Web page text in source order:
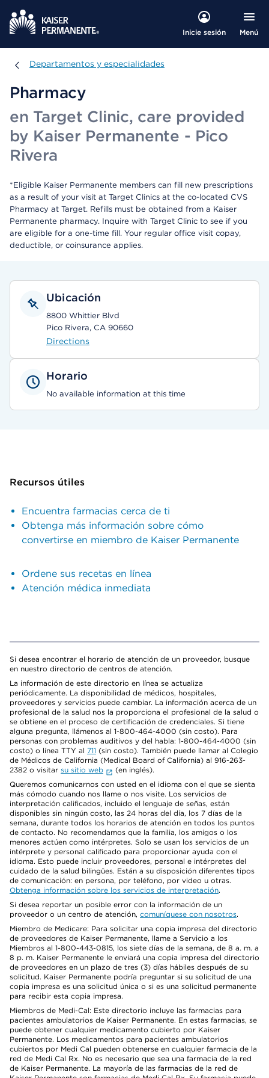
Inicie sesión Menú
Departamentos y especialidades
Departamentos y especialidades
Pharmacy
en Target Clinic, care provided
by Kaiser Permanente - Pico
Rivera
*Eligible Kaiser Permanente members can fill new prescriptions
as a result of your visit at Target Clinics at the co-located CVS
Pharmacy at Target. Refills must be obtained from a Kaiser
Permanente pharmacy. Inquire with Target Clinic to see if you
are eligible for a one-time fill. Your regular office visit copay,
deductible, or coinsurance applies.
Ubicación
8800 Whittier Blvd
Pico Rivera, CA 90660
Directions
Horario
No available information at this time
Recursos útiles
Encuentra farmacias cerca de ti
Obtenga más información sobre cómo
convertirse en miembro de Kaiser Permanente
Ordene sus recetas en línea
Atención médica inmediata
Si desea encontrar el horario de atención de un proveedor, busque
en nuestro directorio de centros de atención.
La información de este directorio en línea se actualiza
periódicamente. La disponibilidad de médicos, hospitales,
proveedores y servicios puede cambiar. La información acerca de un
profesional de la salud nos la proporciona el profesional de la salud o
se obtiene en el proceso de certificación de credenciales. Si tiene
alguna pregunta, llámenos al 1-800-464-4000 (sin costo). Para
personas con problemas auditivos y del habla: 1-800-464-4000 (sin
costo) o línea TTY al 711 (sin costo). También puede llamar al Colegio
de Médicos de California (Medical Board of California) al 916-263-
2382 o visitar su sitio web
(en inglés).
Queremos comunicarnos con usted en el idioma con el que se sienta
más cómodo cuando nos llame o nos visite. Los servicios de
interpretación calificados, incluido el lenguaje de señas, están
disponibles sin ningún costo, las 24 horas del día, los 7 días de la
semana, durante todos los horarios de atención en todos los puntos
de contacto. No recomendamos que la familia, los amigos o los
menores actúen como intérpretes. Solo se usan los servicios de un
intérprete y personal calificado para proporcionar ayuda con el
idioma. Esto puede incluir proveedores, personal e intérpretes del
cuidado de la salud bilingües. Están a su disposición diferentes tipos
de comunicación: en persona, por teléfono, por video u otras.
Obtenga información sobre los servicios de interpretación.
Si desea reportar un posible error con la información de un
proveedor o un centro de atención, comuníquese con nosotros.
Miembro de Medicare: Para solicitar una copia impresa del directorio
de proveedores de Kaiser Permanente, llame a Servicio a los
Miembros al 1-800-443-0815, los siete días de la semana, de 8 a. m. a
8 p. m. Kaiser Permanente le enviará una copia impresa del directorio
de proveedores en un plazo de tres (3) días hábiles después de su
solicitud. Kaiser Permanente podría preguntar si su solicitud de una
copia impresa es una solicitud única o si es una solicitud permanente
para recibir esta copia impresa.
Miembros de Medi-Cal: Este directorio incluye las farmacias para
pacientes ambulatorios de Kaiser Permanente. En estas farmacias, se
puede obtener cualquier medicamento cubierto por Kaiser
Permanente. Los medicamentos para pacientes ambulatorios
cubiertos por Medi Cal pueden obtenerse en cualquier farmacia de la
red de Medi Cal Rx. No es necesario que sea una farmacia de la red
de Kaiser Permanente. La mayoría de las farmacias de la red de